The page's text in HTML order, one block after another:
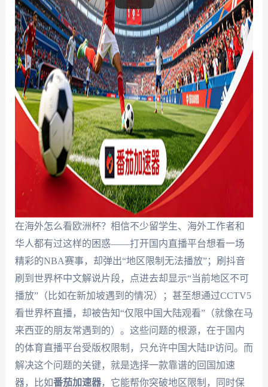
在海外怎么看欧洲杯？相信不少留学生、海外工作者和
华人都有过这样的困惑——打开国内直播平台想看一场
精彩的NBA赛事，却弹出“地区限制无法播放”；刷抖音
刷到世界杯中文解说片段，点进去却显示“当前地区不可
播放”（比如在新加坡遇到的情况）；甚至想通过CCTV5
看世界杯直播，却被告知“仅限中国大陆观看”（就像在马
来西亚的朋友常遇到的）。这些问题的根源，在于国内
的体育直播平台受版权限制，只允许中国大陆IP访问。而
解决这个问题的关键，就是选择一款靠谱的回国加速
器，比如番茄加速器，它能帮你突破地区限制，同时保